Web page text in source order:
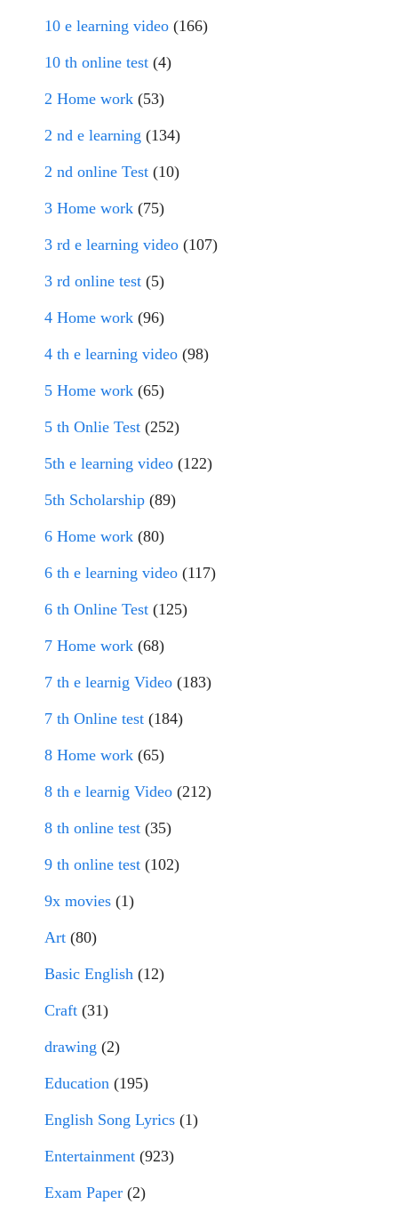
10 e learning video (166)
10 th online test (4)
2 Home work (53)
2 nd e learning (134)
2 nd online Test (10)
3 Home work (75)
3 rd e learning video (107)
3 rd online test (5)
4 Home work (96)
4 th e learning video (98)
5 Home work (65)
5 th Onlie Test (252)
5th e learning video (122)
5th Scholarship (89)
6 Home work (80)
6 th e learning video (117)
6 th Online Test (125)
7 Home work (68)
7 th e learnig Video (183)
7 th Online test (184)
8 Home work (65)
8 th e learnig Video (212)
8 th online test (35)
9 th online test (102)
9x movies (1)
Art (80)
Basic English (12)
Craft (31)
drawing (2)
Education (195)
English Song Lyrics (1)
Entertainment (923)
Exam Paper (2)